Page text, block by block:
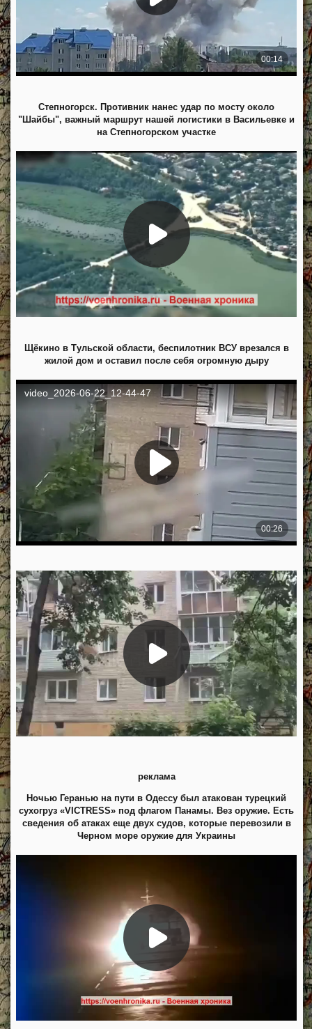
Степногорск. Противник нанес удар по мосту около
"Шайбы", важный маршрут нашей логистики в Васильевке и
на Степногорском участке
Щёкино в Тульской области, беспилотник ВСУ врезался в
жилой дом и оставил после себя огромную дыру
реклама
Ночью Геранью на пути в Одессу был атакован турецкий
сухогруз «VICTRESS» под флагом Панамы. Вез оружие. Есть
сведения об атаках еще двух судов, которые перевозили в
Черном море оружие для Украины